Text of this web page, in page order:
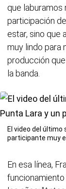
que laburamos
participación
estar, sino que
muy lindo para
producción
la banda.
El video del último
participante muy
En esa línea,